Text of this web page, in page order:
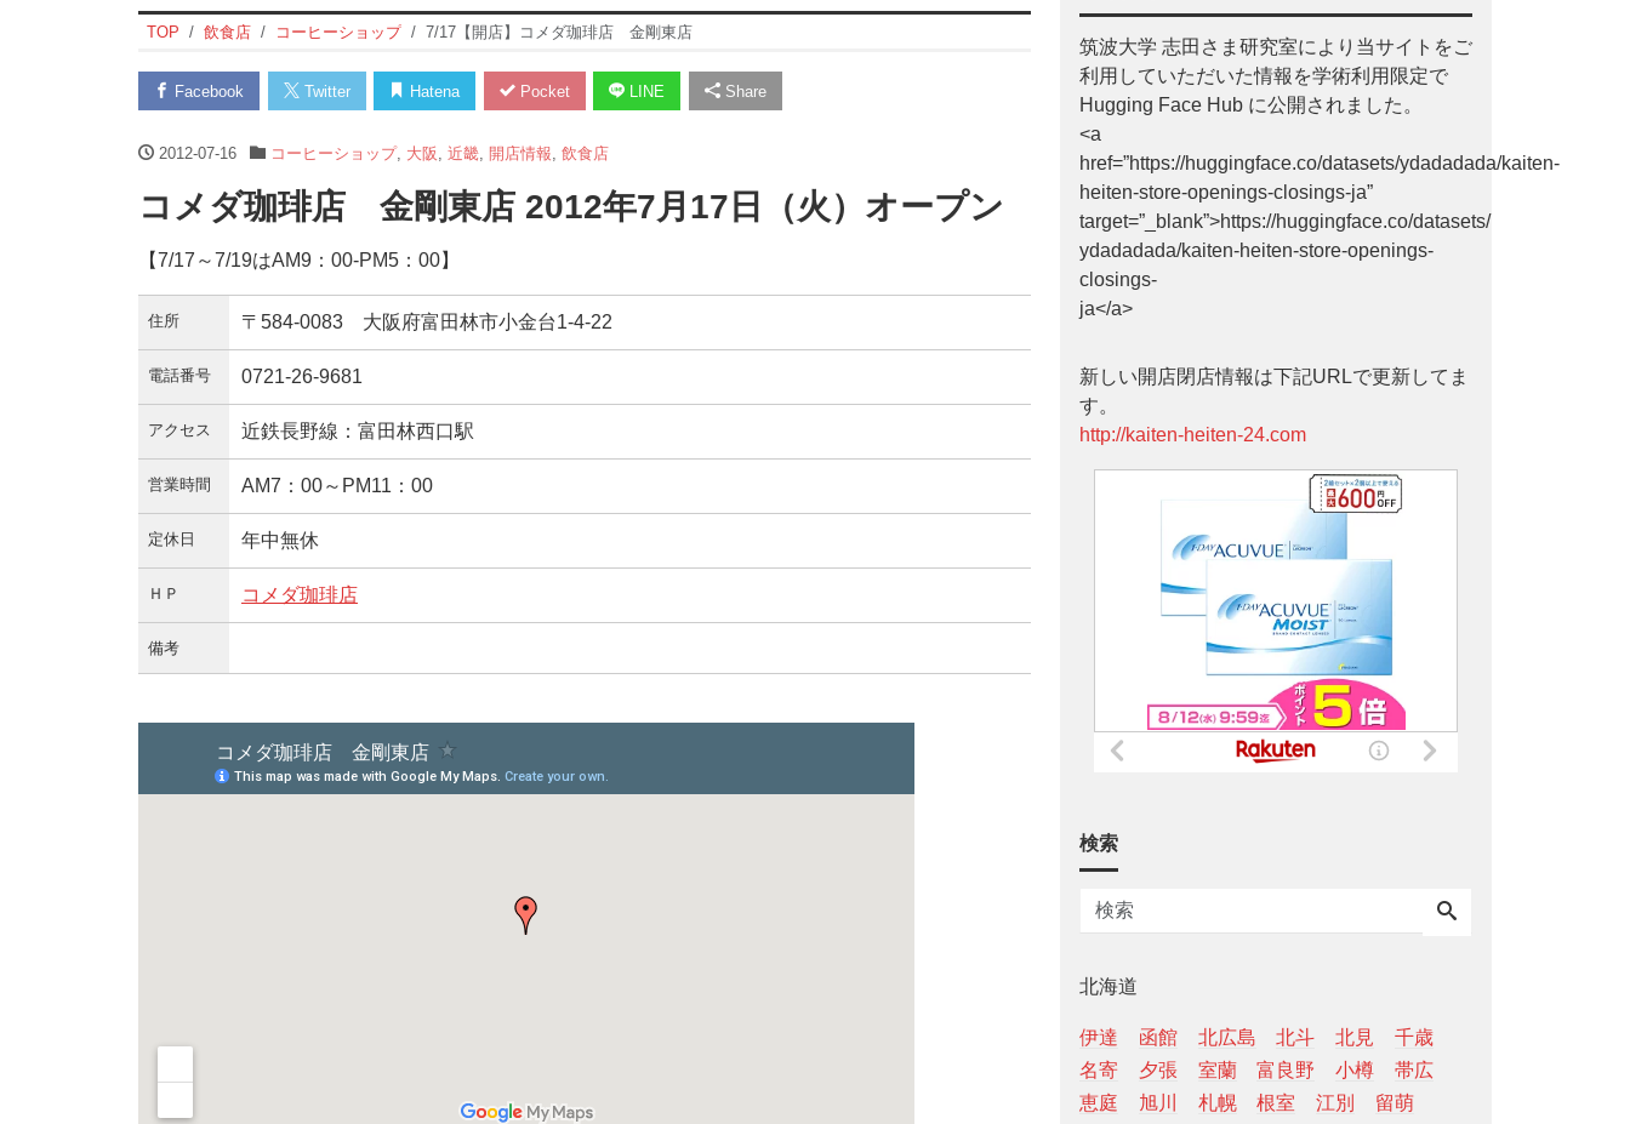
TOP 飲食店 コーヒーショップ 7/17【開店】コメダ珈琲店 金剛東店
Facebook Twitter Hatena Pocket LINE Share
2012-07-16 コーヒーショップ, 大阪 近畿, 開店情報 飲食店
コメダ珈琲店 金剛東店 2012年7月17日（火）オープン
【7/17～7/19はAM9：00-PM5：00】
住所 〒584-0083 大阪府富田林市小金台1-4-22
電話番号 0721-26-9681
アクセス 近鉄長野線：富田林西口駅
営業時間 AM7：00～PM11：00
定休日 年中無休
ＨＰ コメダ珈琲店
備考
筑波大学 志田さま研究室により当サイトをご
利用していただいた情報を学術利用限定で
Hugging Face Hub に公開されました。
<a
href=”https://huggingface.co/datasets/ydadadada/kaiten-
heiten-store-openings-closings-ja”
target=”_blank”>https://huggingface.co/datasets/
ydadadada/kaiten-heiten-store-openings-
closings-
ja</a>
新しい開店閉店情報は下記URLで更新してま
す。
http://kaiten-heiten-24.com
検索
北海道
伊達 函館 北広島 北斗 北見
千歳
名寄
夕張 室蘭 富良野 小樽
帯広
恵庭
旭川 札幌 根室 江別
留萌